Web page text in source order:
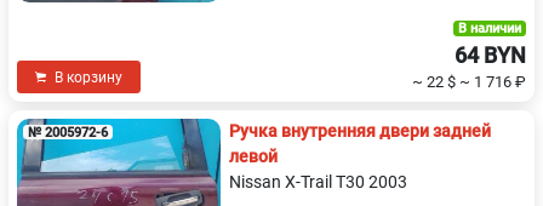
В корзину
В наличии
64 BYN
~ 22 $ ~ 1 716 ₽
№ 2005972-6
Ручка внутренняя двери задней
левой
Nissan X-Trail T30 2003